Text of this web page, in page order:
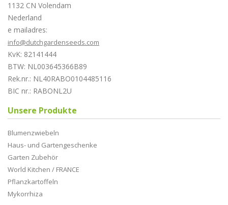
1132 CN Volendam
Nederland
e mailadres:
info@dutchgardenseeds.com
KvK: 82141444
BTW: NL003645366B89
Rek.nr.: NL40RABO0104485116
BIC nr.: RABONL2U
Unsere Produkte
Blumenzwiebeln
Haus- und Gartengeschenke
Garten Zubehör
World Kitchen / FRANCE
Pflanzkartoffeln
Mykorrhiza